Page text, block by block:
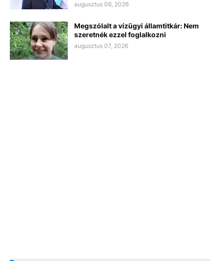
augusztus 06, 2026
Megszólalt a vízügyi államtitkár: Nem
szeretnék ezzel foglalkozni
augusztus 07, 2026